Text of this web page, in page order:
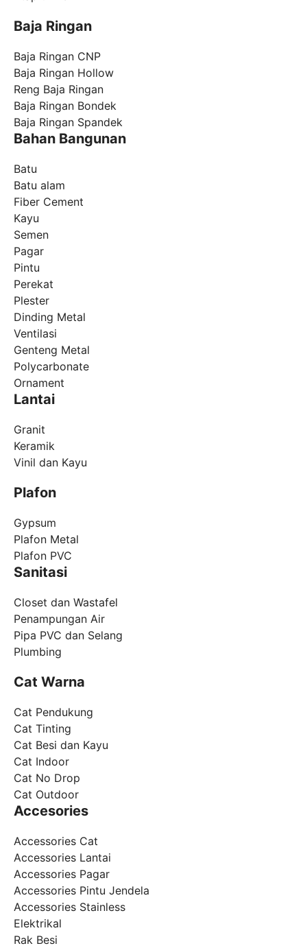
Baja Ringan
Baja Ringan CNP
Baja Ringan Hollow
Reng Baja Ringan
Baja Ringan Bondek
Baja Ringan Spandek
Bahan Bangunan
Batu
Batu alam
Fiber Cement
Kayu
Semen
Pagar
Pintu
Perekat
Plester
Dinding Metal
Ventilasi
Genteng Metal
Polycarbonate
Ornament
Lantai
Granit
Keramik
Vinil dan Kayu
Plafon
Gypsum
Plafon Metal
Plafon PVC
Sanitasi
Closet dan Wastafel
Penampungan Air
Pipa PVC dan Selang
Plumbing
Cat Warna
Cat Pendukung
Cat Tinting
Cat Besi dan Kayu
Cat Indoor
Cat No Drop
Cat Outdoor
Accesories
Accessories Cat
Accessories Lantai
Accessories Pagar
Accessories Pintu Jendela
Accessories Stainless
Elektrikal
Rak Besi